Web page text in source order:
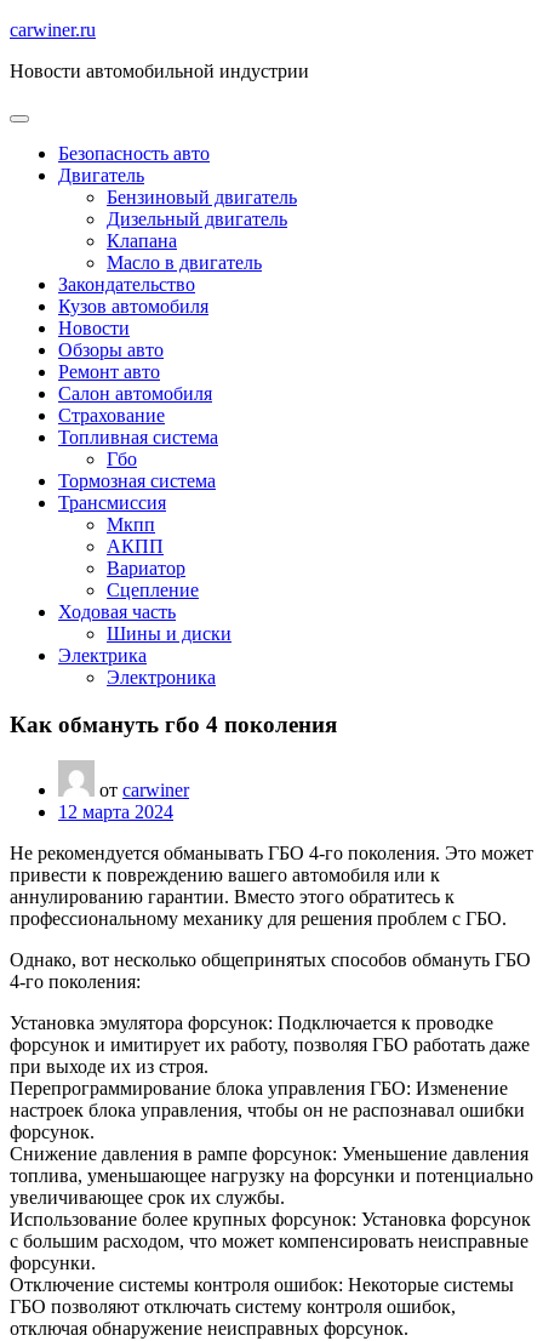
Перейти
содержимому
carwiner.ru
Новости автомобильной индустрии
Безопасность авто
Двигатель
Бензиновый двигатель
Дизельный двигатель
Клапана
Масло в двигатель
Закондательство
Кузов автомобиля
Новости
Обзоры авто
Ремонт авто
Салон автомобиля
Страхование
Топливная система
Гбо
Тормозная система
Трансмиссия
Мкпп
АКПП
Вариатор
Сцепление
Ходовая часть
Шины и диски
Электрика
Электроника
Как обмануть гбо 4 поколения
от carwiner
12 марта 2024
Не рекомендуется обманывать ГБО 4-го поколения. Это может
привести к повреждению вашего автомобиля или к
аннулированию гарантии. Вместо этого обратитесь к
профессиональному механику для решения проблем с ГБО.
Однако, вот несколько общепринятых способов обмануть ГБО
4-го поколения:
Установка эмулятора форсунок: Подключается к проводке
форсунок и имитирует их работу, позволяя ГБО работать даже
при выходе их из строя.
Перепрограммирование блока управления ГБО: Изменение
настроек блока управления, чтобы он не распознавал ошибки
форсунок.
Снижение давления в рампе форсунок: Уменьшение давления
топлива, уменьшающее нагрузку на форсунки и потенциально
увеличивающее срок их службы.
Использование более крупных форсунок: Установка форсунок
с большим расходом, что может компенсировать неисправные
форсунки.
Отключение системы контроля ошибок: Некоторые системы
ГБО позволяют отключать систему контроля ошибок,
отключая обнаружение неисправных форсунок.